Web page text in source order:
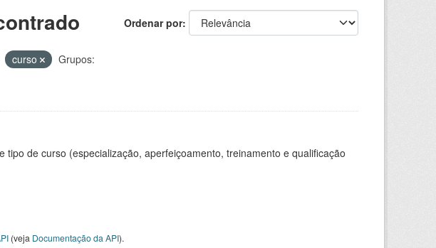
Ordenar por
curso
Grupos:
de curso (especialização, aperfeiçoamento, treinamento e qualificação
(veja Documentação da API).